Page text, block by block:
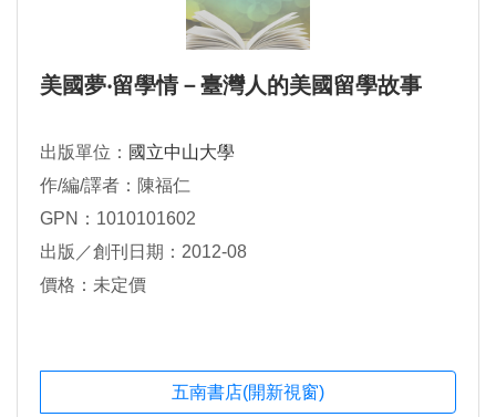
美國夢‧留學情－臺灣人的美國留學故事
出版單位： 國立中山大學
作/編/譯者：陳福仁
GPN：1010101602
出版／創刊日期：2012-08
價格：未定價
五南書店(開新視窗)